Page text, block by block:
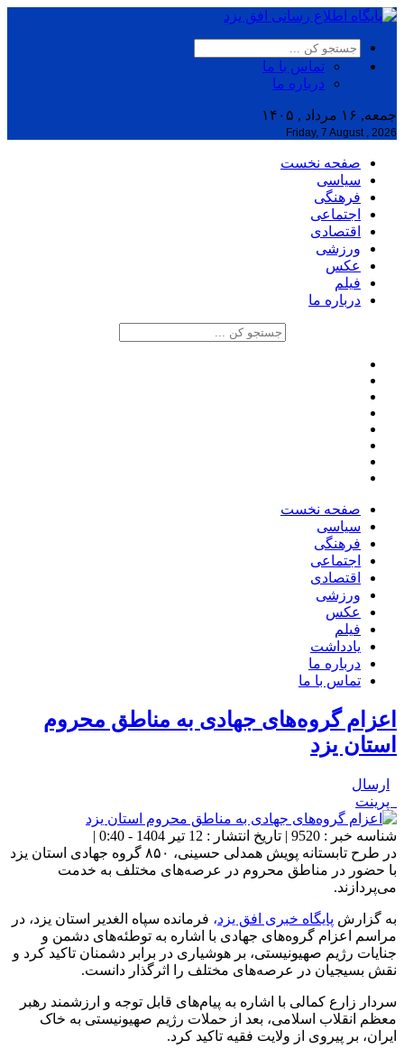
تماس با ما
درباره ما
جمعه, ۱۶ مرداد , ۱۴۰۵
Friday, 7 August , 2026
صفحه نخست
سیاسی
فرهنگی
اجتماعی
اقتصادی
ورزشی
عکس
فیلم
درباره ما
صفحه نخست
سیاسی
فرهنگی
اجتماعی
اقتصادی
ورزشی
عکس
فیلم
یادداشت
درباره ما
تماس با ما
اعزام گروه‌های جهادی به مناطق محروم
استان یزد
ارسال
پرینت
شناسه خبر : 9520 | تاریخ انتشار : 12 تیر 1404 - 0:40 |
در طرح تابستانه پویش همدلی حسینی، ۸۵۰ گروه جهادی استان یزد
با حضور در مناطق محروم در عرصه‌های مختلف به خدمت
می‌پردازند.
به گزارش پایگاه خبری افق یزد، فرمانده سپاه الغدیر استان یزد، در
مراسم اعزام گروه‌های جهادی با اشاره به توطئه‌های دشمن و
جنایات رژیم صهیونیستی، بر هوشیاری در برابر دشمنان تاکید کرد و
نقش بسیجیان در عرصه‌های مختلف را اثرگذار دانست.
سردار زارع کمالی با اشاره به پیام‌های قابل توجه و ارزشمند رهبر
معظم انقلاب اسلامی، بعد از حملات رژیم صهیونیستی به خاک
ایران، بر پیروی از ولایت فقیه تاکید کرد.